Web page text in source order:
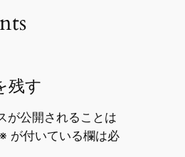
残す
が公開されることは
※ が付いている欄は必